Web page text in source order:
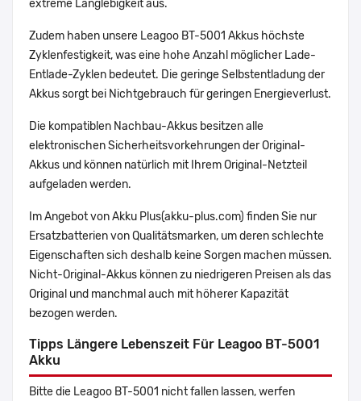
extreme Langlebigkeit aus.
Zudem haben unsere Leagoo BT-5001 Akkus höchste
Zyklenfestigkeit, was eine hohe Anzahl möglicher Lade-
Entlade-Zyklen bedeutet. Die geringe Selbstentladung der
Akkus sorgt bei Nichtgebrauch für geringen Energieverlust.
Die kompatiblen Nachbau-Akkus besitzen alle
elektronischen Sicherheitsvorkehrungen der Original-
Akkus und können natürlich mit Ihrem Original-Netzteil
aufgeladen werden.
Im Angebot von Akku Plus(akku-plus.com) finden Sie nur
Ersatzbatterien von Qualitätsmarken, um deren schlechte
Eigenschaften sich deshalb keine Sorgen machen müssen.
Nicht-Original-Akkus können zu niedrigeren Preisen als das
Original und manchmal auch mit höherer Kapazität
bezogen werden.
Tipps Längere Lebenszeit Für Leagoo BT-5001
Akku
Bitte die Leagoo BT-5001 nicht fallen lassen, werfen